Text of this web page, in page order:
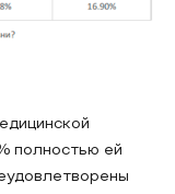
полностью ей